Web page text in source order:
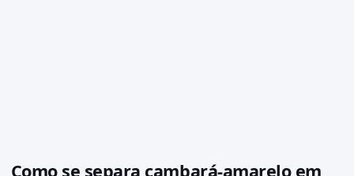
Como se separa cambará-amarelo em